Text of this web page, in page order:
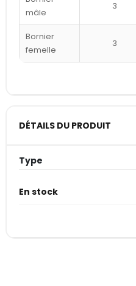
mâle
3
Bornier
femelle
3
DÉTAILS DU PRODUIT
Type
En stock